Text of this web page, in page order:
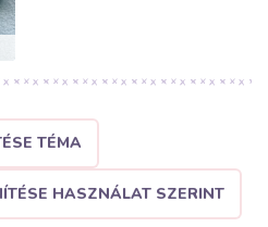
TÉMA
HASZNÁLAT SZERINT